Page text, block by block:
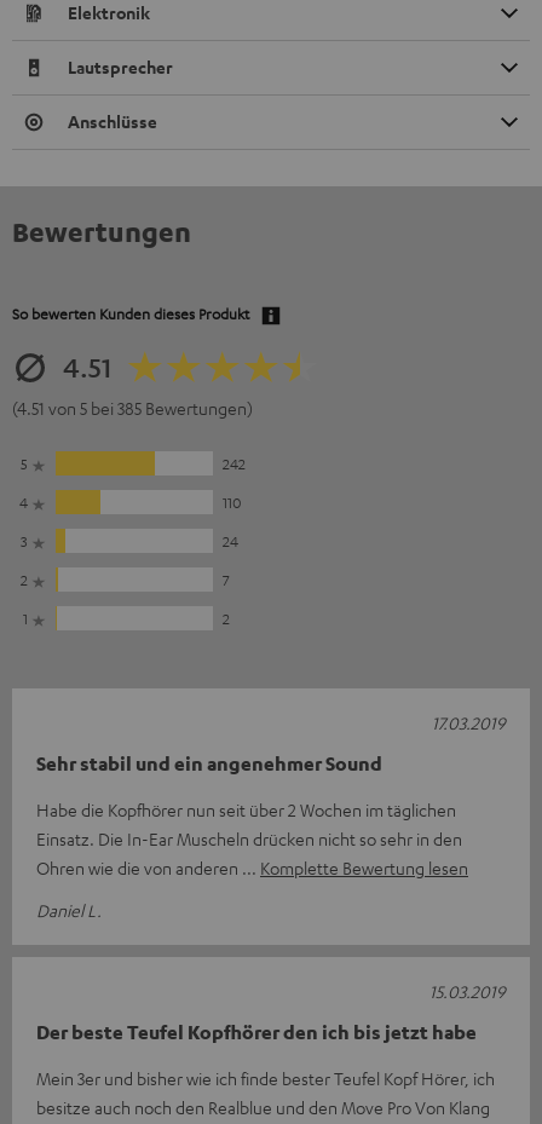
Elektronik
Lautsprecher
Anschlüsse
Bewertungen
So bewerten Kunden dieses Produkt
4.51
(4.51 von 5 bei 385 Bewertungen)
5
242
4
110
3
24
2
7
1
2
Sehr stabil und ein angenehmer Sound
Habe die Kopfhörer nun seit über 2 Wochen im täglichen
Einsatz. Die In-Ear Muscheln drücken nicht so sehr in den
Ohren wie die von anderen
Komplette Bewertung lesen
Daniel L.
17.03.2019
Der beste Teufel Kopfhörer den ich bis jetzt habe
Mein 3er und bisher wie ich finde bester Teufel Kopf Hörer, ich
besitze auch noch den Realblue und den Move Pro Von Klang
15.03.2019